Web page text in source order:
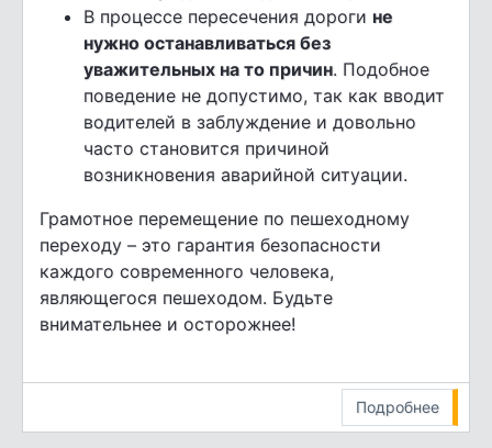
В процессе пересечения дороги не
нужно останавливаться без
уважительных на то причин. Подобное
поведение не допустимо, так как вводит
водителей в заблуждение и довольно
часто становится причиной
возникновения аварийной ситуации.
Грамотное перемещение по пешеходному
переходу – это гарантия безопасности
каждого современного человека,
являющегося пешеходом. Будьте
внимательнее и осторожнее!
Подробнее